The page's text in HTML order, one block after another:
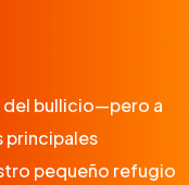
del bullicio—pero a
principales
pequeño refugio